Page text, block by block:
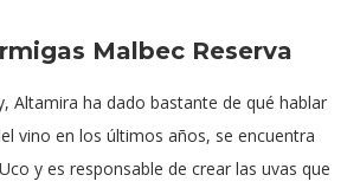
Malbec Reserva
Altamira ha dado bastante de qué hablar
vino en los últimos años, se encuentra
y es responsable de crear las uvas que